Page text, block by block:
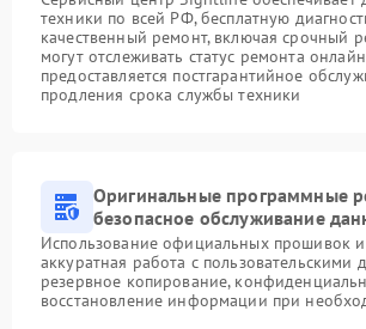
техники по всей РФ, бесплатную
качественный ремонт, включая срочный
могут отслеживать статус ремонта
предоставляется постгарантийное
продления срока службы техники
Оригинальные программные
безопасное обслуживание
Использование официальных прошивок
аккуратная работа с пользовательскими
резервное копирование,
восстановление информации при